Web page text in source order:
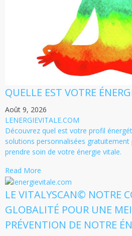
QUELLE EST VOTRE
Août 9, 2026
LENERGIEVITALE.COM
Découvrez quel est votre profil
solutions personnalisées
prendre soin de votre énergie vitale.
Read More
LE VITALYSCAN© NOTRE
GLOBALITÉ POUR UNE
PRÉVENTION DE NOTRE